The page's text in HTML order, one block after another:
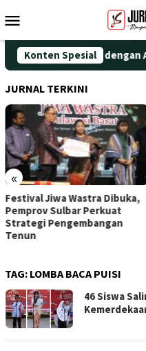
ke
Mobile
Konten Spesial
HUT ke-25 dengan
JURNAL TERKINI
«
Festival Jiwa Wastra Dibuka,
Pemprov Sulbar Perkuat
Strategi Pengembangan
Tenun
TAG: LOMBA BACA PUISI
46 Siswa